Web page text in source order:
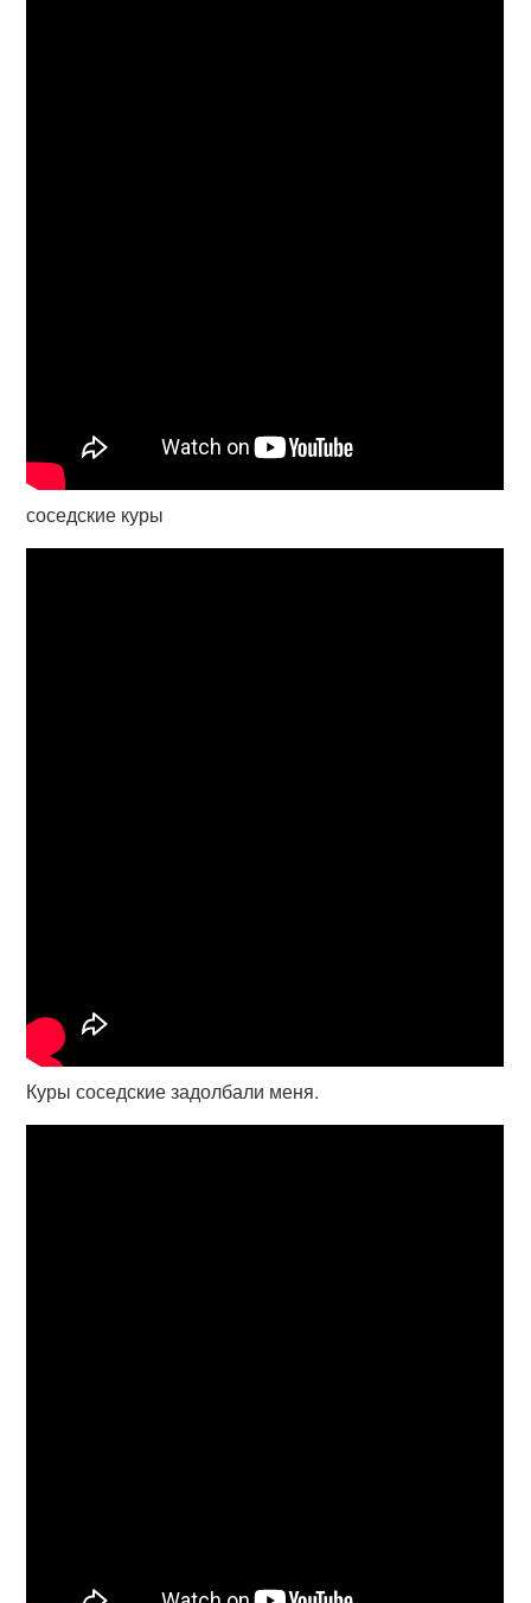
соседские куры
Куры соседские задолбали меня.